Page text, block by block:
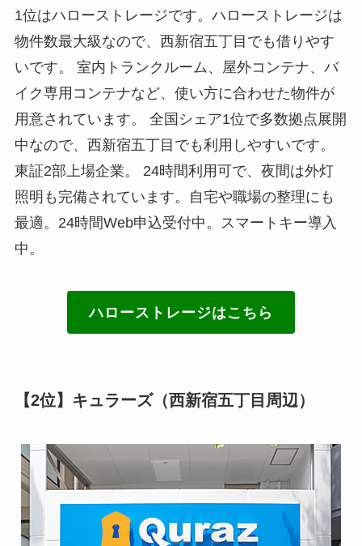
1位はハローストレージです。ハローストレージは
物件数最大級なので、西新宿五丁目でも借りやす
いです。 室内トランクルーム、屋外コンテナ、バ
イク専用コンテナなど、使い方に合わせた物件が
用意されています。 全国シェア1位で多数拠点展開
中なので、西新宿五丁目でも利用しやすいです。
東証2部上場企業。 24時間利用可で、夜間は外灯
照明も完備されています。自宅や職場の整理にも
最適。24時間Web申込受付中。スマートキー導入
中。
ハローストレージはこちら
【2位】キュラーズ（西新宿五丁目周辺）